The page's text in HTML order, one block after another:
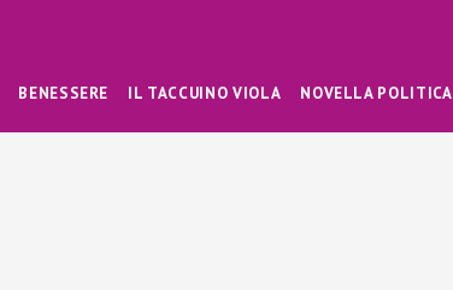
BENESSERE IL TACCUINO VIOLA NOVELLA POLITICA